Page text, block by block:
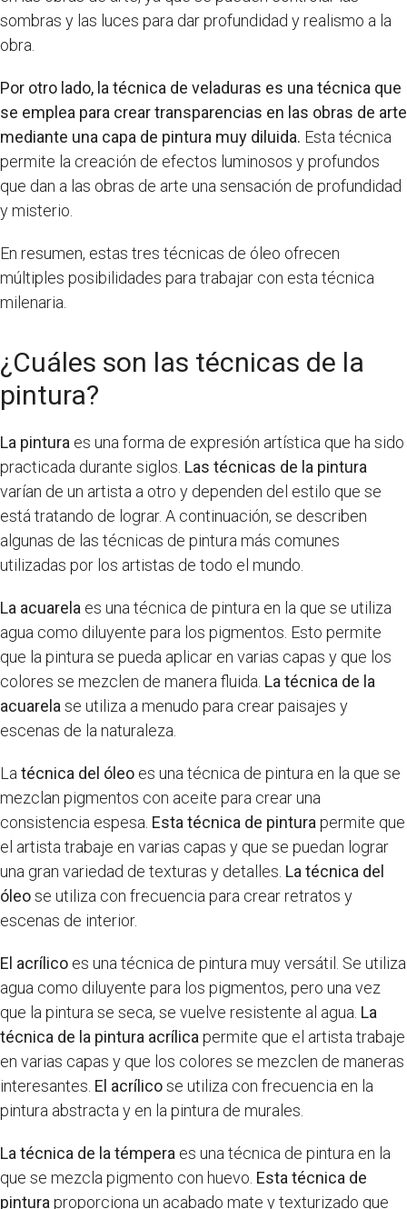
sombras y las luces para dar profundidad y realismo a la
obra.
Por otro lado, la técnica de veladuras es una técnica que
se emplea para crear transparencias en las obras de arte
mediante una capa de pintura muy diluida. Esta técnica
permite la creación de efectos luminosos y profundos
que dan a las obras de arte una sensación de profundidad
y misterio.
En resumen, estas tres técnicas de óleo ofrecen
múltiples posibilidades para trabajar con esta técnica
milenaria.
¿Cuáles son las técnicas de la
pintura?
La pintura es una forma de expresión artística que ha sido
practicada durante siglos. Las técnicas de la pintura
varían de un artista a otro y dependen del estilo que se
está tratando de lograr. A continuación, se describen
algunas de las técnicas de pintura más comunes
utilizadas por los artistas de todo el mundo.
La acuarela es una técnica de pintura en la que se utiliza
agua como diluyente para los pigmentos. Esto permite
que la pintura se pueda aplicar en varias capas y que los
colores se mezclen de manera fluida. La técnica de la
acuarela se utiliza a menudo para crear paisajes y
escenas de la naturaleza.
La técnica del óleo es una técnica de pintura en la que se
mezclan pigmentos con aceite para crear una
consistencia espesa. Esta técnica de pintura permite que
el artista trabaje en varias capas y que se puedan lograr
una gran variedad de texturas y detalles. La técnica del
óleose utiliza con frecuencia para crear retratos y
escenas de interior.
El acrílico es una técnica de pintura muy versátil. Se utiliza
agua como diluyente para los pigmentos, pero una vez
que la pintura se seca, se vuelve resistente al agua. La
técnica de la pintura acrílica permite que el artista trabaje
en varias capas y que los colores se mezclen de maneras
interesantes. El acrílicose utiliza con frecuencia en la
pintura abstracta y en la pintura de murales.
La técnica de la témpera es una técnica de pintura en la
que se mezcla pigmento con huevo. Esta técnica de
pintura proporciona un acabado mate y texturizado que